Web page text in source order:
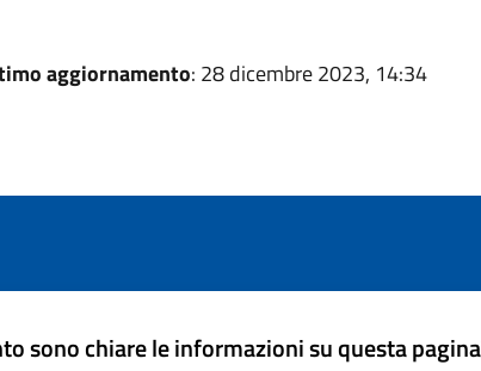
aggiornamento: 28 dicembre 2023, 14:34
sono chiare le informazioni su questa